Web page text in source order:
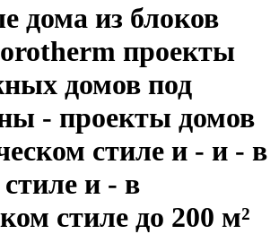
дома из блоков
проекты
домов под
- проекты домов
стиле и - и - в
и - в
стиле до 200 м²